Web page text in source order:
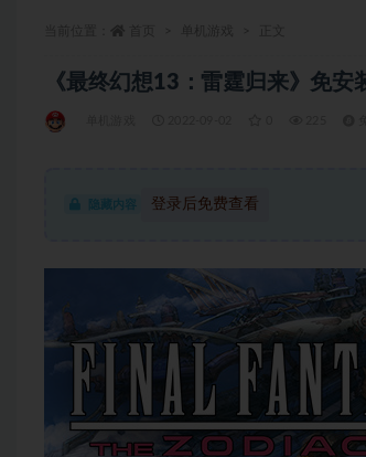
《最终幻想13：雷霆归来》免
隐藏内容 登录后免费查看